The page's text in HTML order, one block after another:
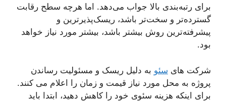
برای رتبه‌بندی بالا جواب می‌دهد. اما هرچه سطح رقابت
گسترده‌تر و سخت‌تر باشد، ریسک‌پذیرترین و
پیشرفته‌ترین روش بیشتر باشد، بیشتر مورد نیاز خواهد
بود.
شرکت های سئو به دلیل ریسک و مسئولیت رساندن
پروژه به محل مورد نیاز قیمت و زمان را اعلام می کنند.
برای اینکه هزینه سئوی خود را کاهش دهید، ابتدا باید